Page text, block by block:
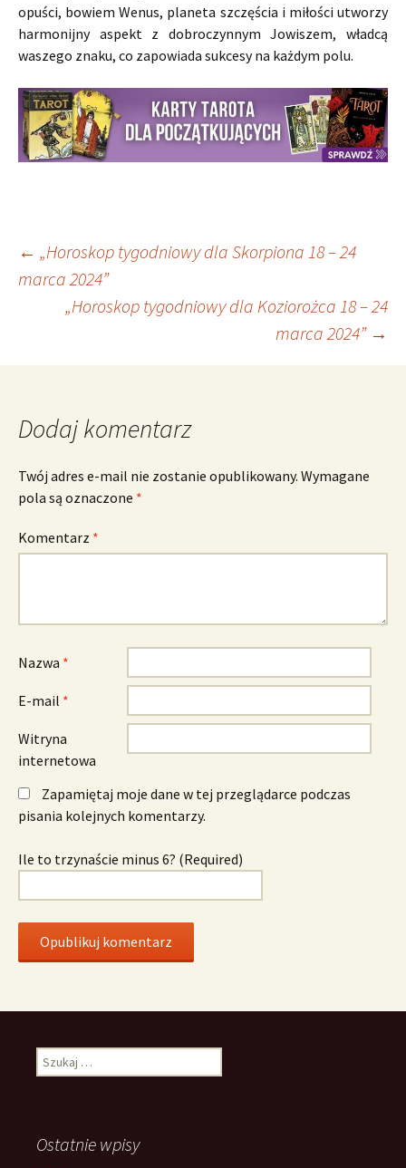
opuści, bowiem Wenus, planeta szczęścia i miłości utworzy
harmonijny aspekt z dobroczynnym Jowiszem, władcą
waszego znaku, co zapowiada sukcesy na każdym polu.
Nawigacja
wpisu
← „Horoskop tygodniowy dla Skorpiona 18 – 24
marca 2024”
„Horoskop tygodniowy dla Koziorożca 18 – 24
marca 2024” →
Dodaj komentarz
Twój adres e-mail nie zostanie opublikowany. Wymagane
pola są oznaczone *
Komentarz *
Nazwa *
E-mail *
Witryna
internetowa
Zapamiętaj moje dane w tej przeglądarce podczas
pisania kolejnych komentarzy.
Ile to trzynaście minus 6? (Required)
Szukaj:
Ostatnie wpisy